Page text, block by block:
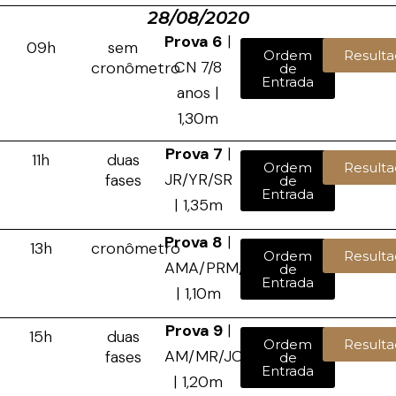
28/08/2020
09h
sem
cronômetro
Prova 6 |
CN 7/8
anos |
1,30m
Ordem
de
Entrada
11h
duas
fases
Prova 7 |
JR/YR/SR
| 1,35m
Ordem
de
Entrada
13h cronômetroProva 8 |
AMA/PRM/JCA
| 1,10m
Ordem
de
Entrada
15h
duas
fases
Prova 9|
AM/MR/JC
| 1,20m
Ordem
de
Entrada